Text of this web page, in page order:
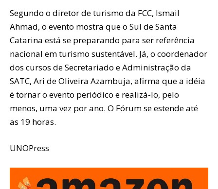
Segundo o diretor de turismo da FCC, Ismail
Ahmad, o evento mostra que o Sul de Santa
Catarina está se preparando para ser referência
nacional em turismo sustentável. Já, o coordenador
dos cursos de Secretariado e Administração da
SATC, Ari de Oliveira Azambuja, afirma que a idéia
é tornar o evento periódico e realizá-lo, pelo
menos, uma vez por ano. O Fórum se estende até
as 19 horas.
UNOPress